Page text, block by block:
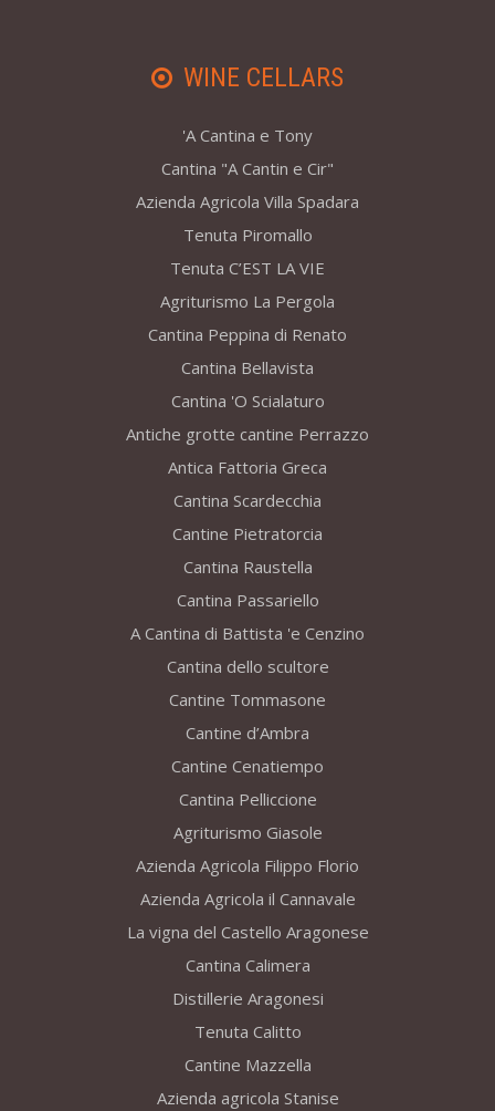
WINE CELLARS
'A Cantina e Tony
Cantina "A Cantin e Cir"
Azienda Agricola Villa Spadara
Tenuta Piromallo
Tenuta C’EST LA VIE
Agriturismo La Pergola
Cantina Peppina di Renato
Cantina Bellavista
Cantina 'O Scialaturo
Antiche grotte cantine Perrazzo
Antica Fattoria Greca
Cantina Scardecchia
Cantine Pietratorcia
Cantina Raustella
Cantina Passariello
A Cantina di Battista 'e Cenzino
Cantina dello scultore
Cantine Tommasone
Cantine d’Ambra
Cantine Cenatiempo
Cantina Pelliccione
Agriturismo Giasole
Azienda Agricola Filippo Florio
Azienda Agricola il Cannavale
La vigna del Castello Aragonese
Cantina Calimera
Distillerie Aragonesi
Tenuta Calitto
Cantine Mazzella
Azienda agricola Stanise